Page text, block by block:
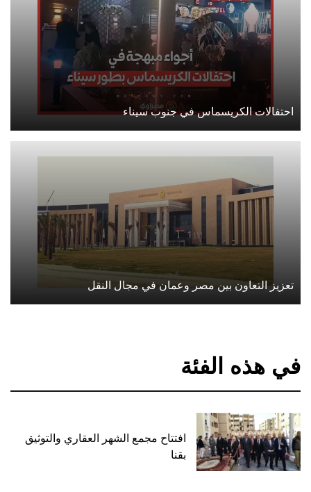
احتفالات الكريسماس في جنوب سيناء
تعزيز التعاون بين مصر وعمان في مجال النقل
في هذه الفئة
افتتاح مجمع الشهر العقاري والتوثيق
بقنا